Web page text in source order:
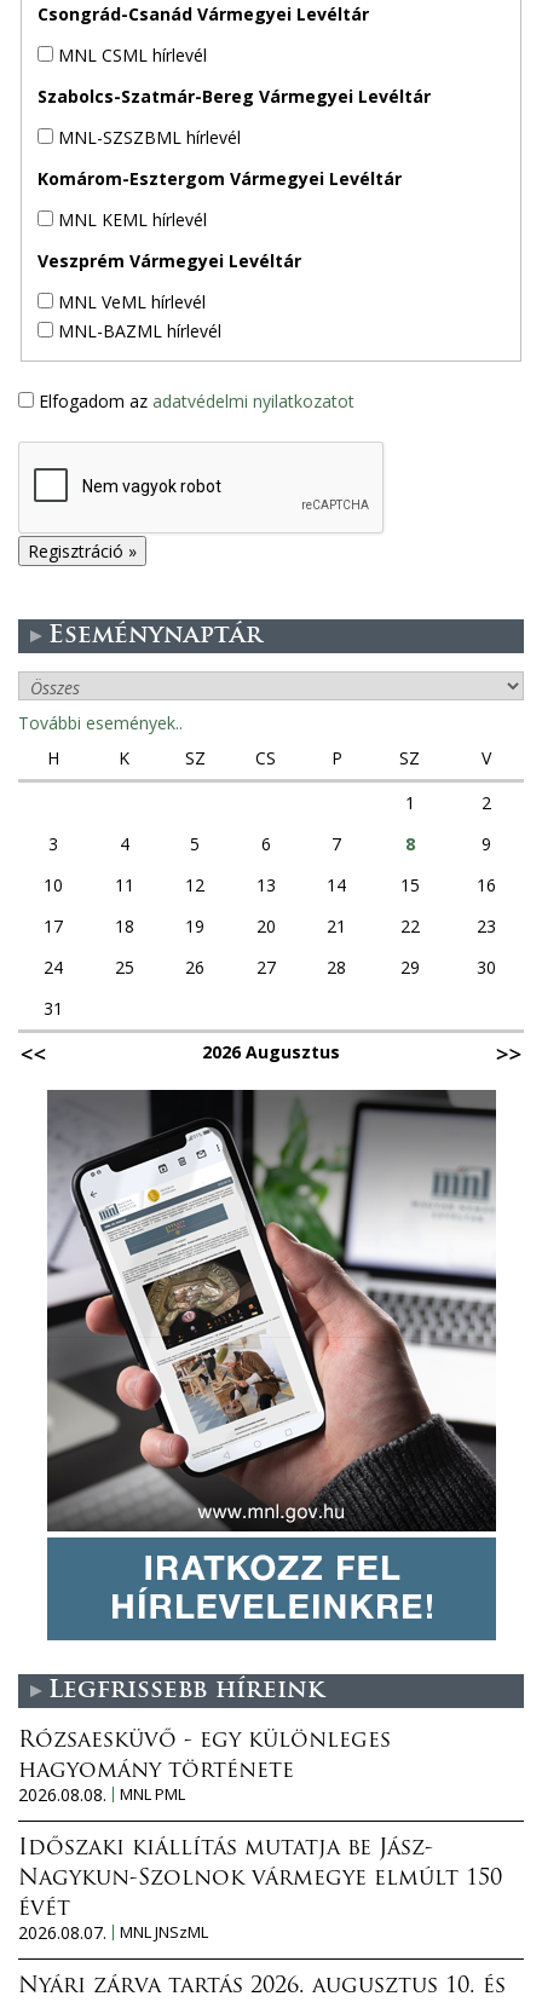
Csongrád-Csanád Vármegyei Levéltár
MNL CSML hírlevél
Szabolcs-Szatmár-Bereg Vármegyei Levéltár
MNL-SZSZBML hírlevél
Komárom-Esztergom Vármegyei Levéltár
MNL KEML hírlevél
Veszprém Vármegyei Levéltár
MNL VeML hírlevél
MNL-BAZML hírlevél
Elfogadom az adatvédelmi nyilatkozatot
Eseménynaptár
További események..
H
K SZ CS P SZ
V
1
2
3
4 5 6 7 8
9
10
11 12 13 14 15
16
17
18 19 20 21 22
23
24
25 26 27 28 29
30
31
2026 Augusztus
Legfrissebb híreink
Rózsaesküvő - egy különleges
hagyomány története
2026.08.08.
MNL PML
Időszaki kiállítás mutatja be Jász-
Nagykun-Szolnok vármegye elmúlt 150
évét
2026.08.07.
MNL JNSzML
Nyári zárva tartás 2026. augusztus 10. és